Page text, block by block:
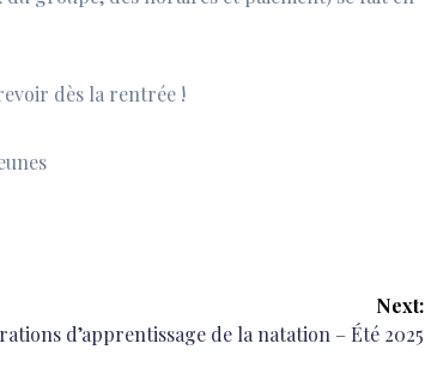
dès la rentrée !
Next:
d’apprentissage de la natation – Été 2025